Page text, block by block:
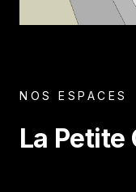
NOS ESPACES
La Petite